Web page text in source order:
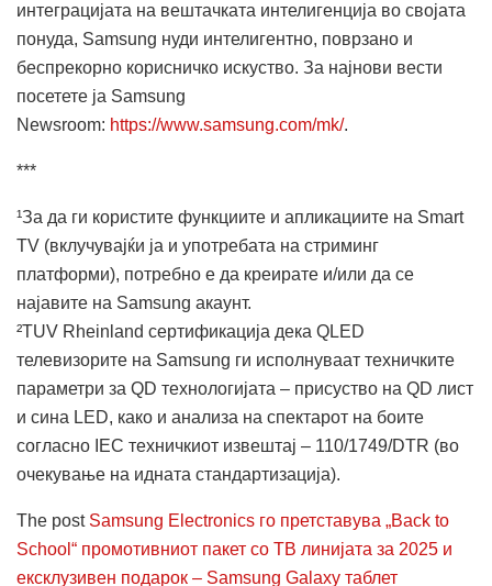
интеграцијата на вештачката интелигенција во својата
понуда, Samsung нуди интелигентно, поврзано и
беспрекорно корисничко искуство. За најнови вести
посетете ја Samsung
Newsroom: https://www.samsung.com/mk/.
***
¹За да ги користите функциите и апликациите на Smart
TV (вклучувајќи ја и употребата на стриминг
платформи), потребно е да креирате и/или да се
најавите на Samsung акаунт.
²TUV Rheinland сертификација дека QLED
телевизорите на Samsung ги исполнуваат техничките
параметри за QD технологијата – присуство на QD лист
и сина LED, како и анализа на спектарот на боите
согласно IEC техничкиот извештај – 110/1749/DTR (во
очекување на идната стандартизација).
The post Samsung Electronics го претставува „Back to
School“ промотивниот пакет со ТВ линијата за 2025 и
ексклузивен подарок – Samsung Galaxy таблет